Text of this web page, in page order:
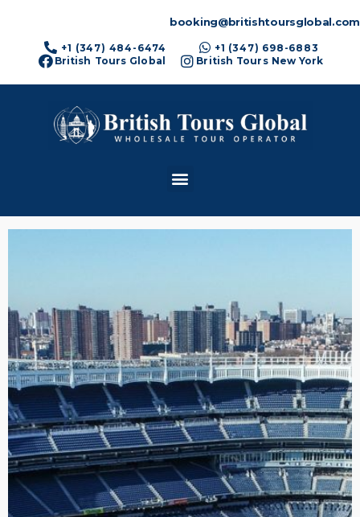
booking@britishtoursglobal.com
+1 (347) 484-6474
+1 (347) 698-6883
British Tours Global
British Tours New York